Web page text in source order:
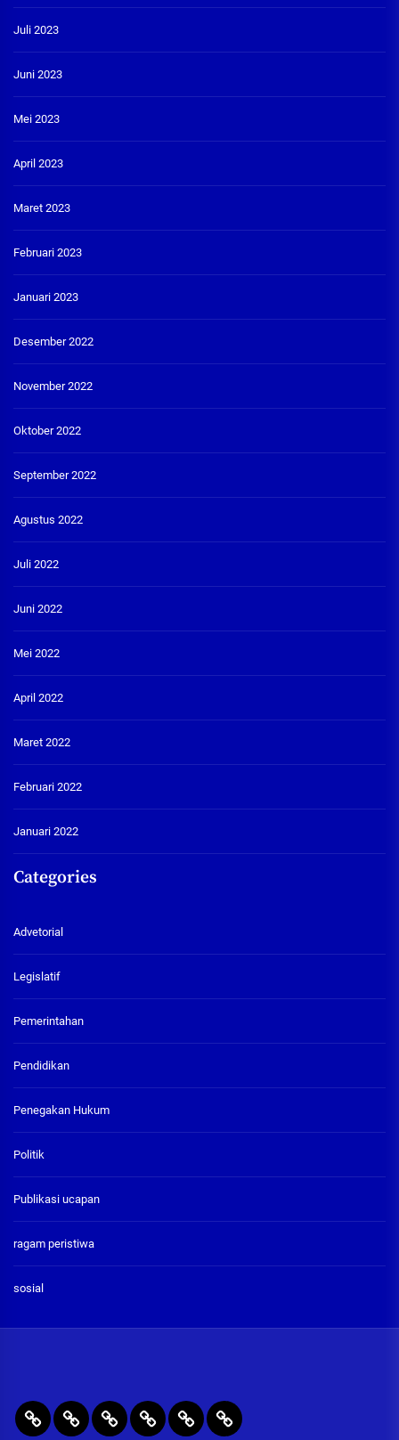
Juli 2023
Juni 2023
Mei 2023
April 2023
Maret 2023
Februari 2023
Januari 2023
Desember 2022
November 2022
Oktober 2022
September 2022
Agustus 2022
Juli 2022
Juni 2022
Mei 2022
April 2022
Maret 2022
Februari 2022
Januari 2022
Categories
Advetorial
Legislatif
Pemerintahan
Pendidikan
Penegakan Hukum
Politik
Publikasi ucapan
ragam peristiwa
sosial
BERITA RAGAM PENEGAKANPENDIDIKAN
PublikasiADVETORIAL